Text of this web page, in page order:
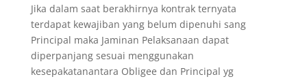
Jika dalam saat berakhirnya kontrak ternyata
terdapat kewajiban yang belum dipenuhi sang
Principal maka Jaminan Pelaksanaan dapat
diperpanjang sesuai menggunakan
kesepakatanantara Obligee dan Principal yg